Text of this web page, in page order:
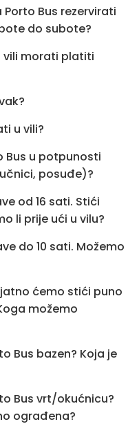
Porto Bus rezervirati
do subote?
vili morati platiti
u vili?
Bus u potpunosti
posuđe)?
od 16 sati. Stići
li prije ući u vilu?
do 10 sati. Možemo
ćemo stići puno
možemo
Bus bazen? Koja je
Bus vrt/okućnicu?
ograđena?